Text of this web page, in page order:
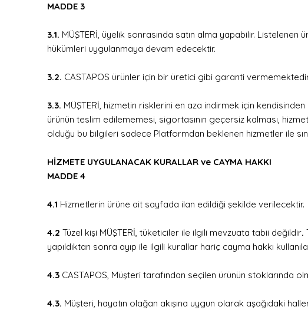
MADDE 3
3.1. MÜŞTERİ, üyelik sonrasında satın alma yapabilir.
hükümleri uygulanmaya devam edecektir.
3.2. CASTAPOS ürünler için bir üretici gibi garanti
3.3. MÜŞTERİ, hizmetin risklerini en aza indirmek için
ürünün teslim edilememesi, sigortasının geçersiz kalması,
olduğu bu bilgileri sadece Platformdan beklenen hizmetler ile
HİZMETE UYGULANACAK KURALLAR ve CAYMA HAKKI
MADDE 4
4.1 Hizmetlerin ürüne ait sayfada ilan edildiği şekilde verilecektir.
4.2 Tüzel kişi MÜŞTERİ, tüketiciler ile ilgili mevzuata tabii değildir.
yapıldıktan sonra ayıp ile ilgili kurallar hariç cayma hakkı
4.3 CASTAPOS, Müşteri tarafından seçilen ürünün stoklarında
4.3. Müşteri, hayatın olağan akışına uygun olarak aşağıdaki